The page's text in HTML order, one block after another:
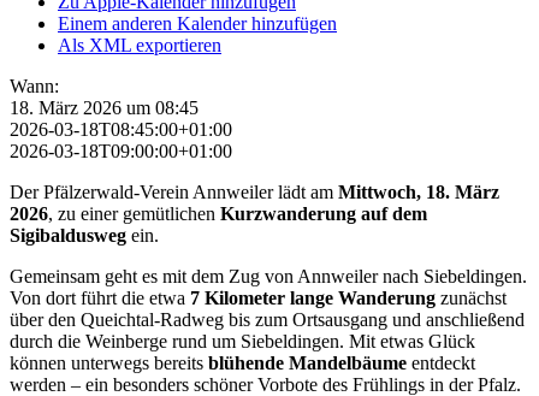
Einem anderen Kalender hinzufügen
Als XML exportieren
Wann:
18. März 2026 um 08:45
2026-03-18T08:45:00+01:00
2026-03-18T09:00:00+01:00
DerPfälzerwald-Verein Annweiler lädt am Mittwoch, 18. März
2026, zu einer gemütlichen Kurzwanderung aufdem
Sigibaldusweg ein.
Gemeinsam geht es mit dem Zug von Annweilernach Siebeldingen.
Von dort führt die etwa 7 Kilometer lange Wanderung zunächst
überden Queichtal-Radweg bis zum Ortsausgang und anschließend
durch die Weinberge rund um Siebeldingen. Mit etwas Glück
können unterwegs bereits blühende Mandelbäume entdeckt
werden – ein besonders schönerVorbote des Frühlings in derPfalz.